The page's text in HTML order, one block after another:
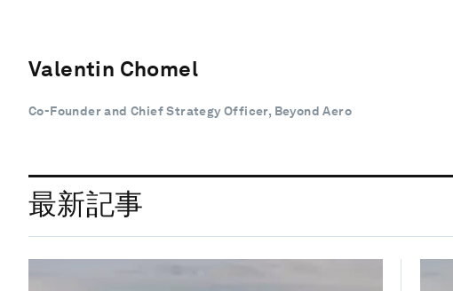
Valentin Chomel
Co-Founder and Chief Strategy Officer, Beyond Aero
最新記事